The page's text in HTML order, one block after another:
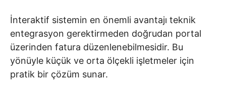
İnteraktif sistemin en önemli avantajı teknik
entegrasyon gerektirmeden doğrudan portal
üzerinden fatura düzenlenebilmesidir. Bu
yönüyle küçük ve orta ölçekli işletmeler için
pratik bir çözüm sunar.